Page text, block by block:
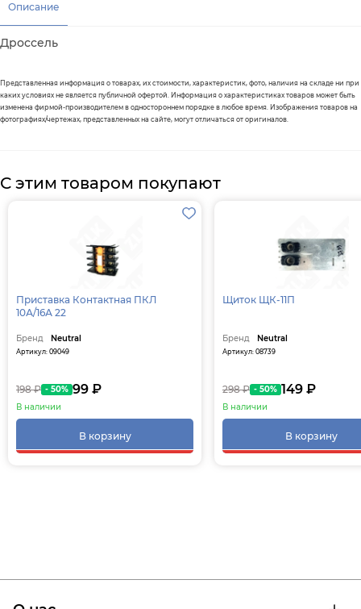
Описание
Дроссель
Представленная информация о товарах, их стоимости, характеристик, фото, наличия на складе ни при
каких условиях не является публичной офертой. Информация о характеристиках товаров может быть
изменена фирмой-производителем в одностороннем порядке в любое время. Изображения товаров на
фотографиях/чертежах, представленных на сайте, могут отличаться от оригиналов.
С этим товаром покупают
Приставка Контактная ПКЛ
10А/16А 22
Бренд Neutral
Артикул: 09049
198 ₽ - 50% 99 ₽
В наличии
В корзину
Щиток ЩК-11П
Бренд Neutral
Артикул: 08739
298 ₽ - 50% 149 ₽
В наличии
В корзину